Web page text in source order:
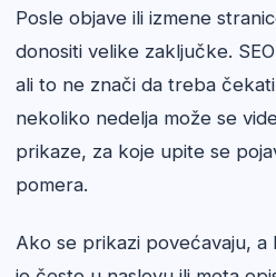
Posle objave ili izmene
donositi velike zaključke.
ali to ne znači da treba
nekoliko nedelja može se
prikaze, za koje upite se
pomera.
Ako se prikazi povećavaju,